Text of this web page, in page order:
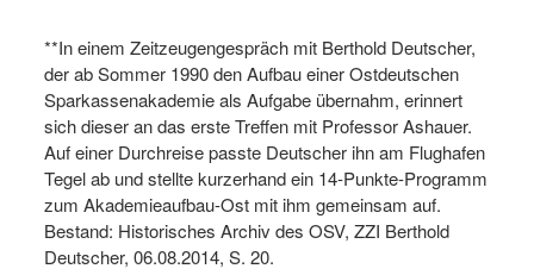
**In einem Zeitzeugengespräch mit Berthold Deutscher,
der ab Sommer 1990 den Aufbau einer Ostdeutschen
Sparkassenakademie als Aufgabe übernahm, erinnert
sich dieser an das erste Treffen mit Professor Ashauer.
Auf einer Durchreise passte Deutscher ihn am Flughafen
Tegel ab und stellte kurzerhand ein 14-Punkte-Programm
zum Akademieaufbau-Ost mit ihm gemeinsam auf.
Bestand: Historisches Archiv des OSV, ZZI Berthold
Deutscher, 06.08.2014, S. 20.